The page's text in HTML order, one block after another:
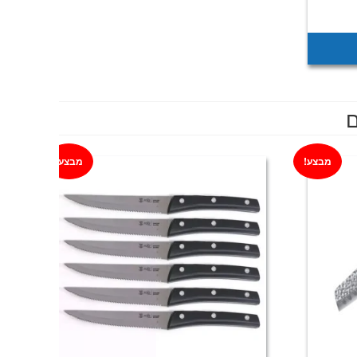
מבצע! מבצע!